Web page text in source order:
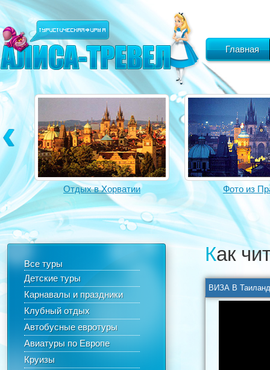
Главная
Отдых в Хорватии Фото из
Все туры
Детские туры
Карнавалы и праздники
Клубный отдых
Автобусные евротуры
Авиатуры по Европе
Круизы
Как
ВИЗА В